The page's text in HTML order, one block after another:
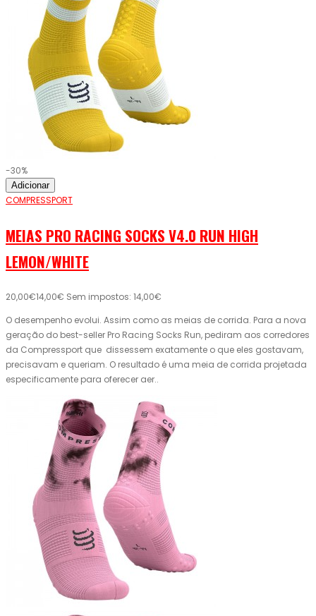
-30%
Adicionar
COMPRESSPORT
MEIAS PRO RACING SOCKS V4.0 RUN HIGH
LEMON/WHITE
20,00€14,00€ Sem impostos: 14,00€
O desempenho evolui. Assim como as meias de corrida. Para a nova
geração do best-seller Pro Racing Socks Run, pediram aos corredores
da Compressport que dissessem exatamente o que eles gostavam,
precisavam e queriam. O resultado é uma meia de corrida projetada
especificamente para oferecer aer..